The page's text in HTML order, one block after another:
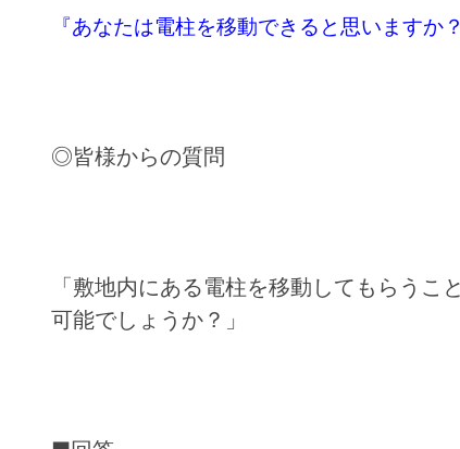
『あなたは電柱を移動できると思いますか
◎皆様からの質問
「敷地内にある電柱を移動してもらうこ
可能でしょうか？」